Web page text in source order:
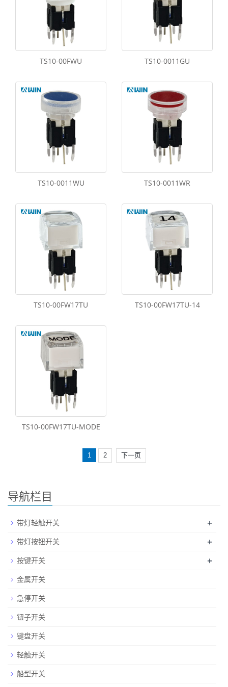
TS10-00FWU TS10-0011GU
TS10-0011WU TS10-0011WR
TS10-00FW17TU TS10-00FW17TU-14
TS10-00FW17TU-MODE
1 2 下一页
导航栏目
带灯轻触开关 +
带灯按钮开关 +
按键开关 +
金属开关
急停开关
钮子开关
键盘开关
轻触开关
船型开关